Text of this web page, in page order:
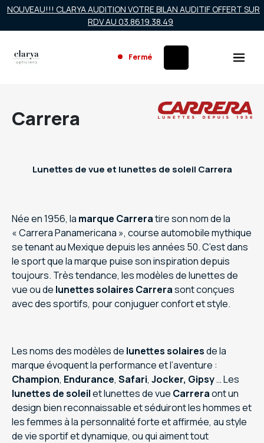
NOUVEAU!!! CLARYA AUDITION VOTRE BILAN AUDITIF OFFERT SUR
RDV AU 03.86.19.38.49
Fermé
Carrera
Lunettes de vue et lunettes de soleil Carrera
Née en 1956, la marque Carreratire son nom de la
« Carrera Panamericana », course automobile mythique
se tenant au Mexique depuis les années 50. C’est dans
le sport que la marque puise son inspiration depuis
toujours. Très tendance, les modèles de lunettes de
vue ou de lunettessolaires Carrerasont conçues
avec des sportifs, pour conjuguer confort et style.
Les noms des modèles de lunettes solairesde la
marque évoquent la performance et l’aventure :
Champion, Endurance, Safari, Jocker, Gipsy… Les
lunettes de soleilet lunettes de vue Carreraont un
design bien reconnaissable et séduiront les hommes et
les femmes à la personnalité forte et affirmée, au style
de vie sportif et dynamique, ou qui aiment tout